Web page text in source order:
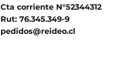
Cta corriente N°52344312
Rut: 76.345.349-9
pedidos@reideo.cl